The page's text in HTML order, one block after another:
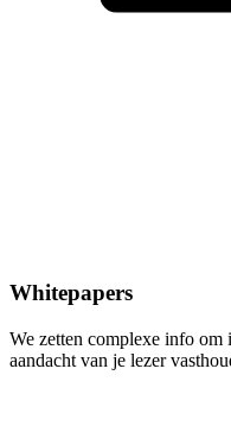
Whitepapers
We zetten complexe info
aandacht van je lezer